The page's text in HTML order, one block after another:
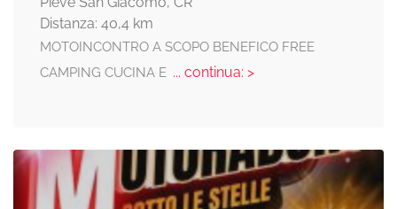
Distanza: 40,4 km
MOTOINCONTRO A SCOPO BENEFICO FREE
CAMPING CUCINA E... continua: >